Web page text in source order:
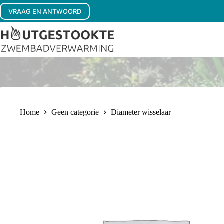
Ga
naar
de
inhoud
VRAAG EN ANTWOORD
Home Geen categorie Diameter wisselaar